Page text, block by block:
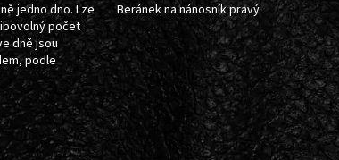
jedno dno. Lze
počet
dně jsou
podle
Beránek na nánosník pravý